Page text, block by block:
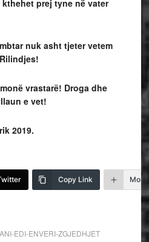
prej tyne në vater
nuk asht tjeter vetem
vrastarë! Droga dhe
e vet!
2019.
Copy Link More
EDI-ENVERI-ZGJEDHJET